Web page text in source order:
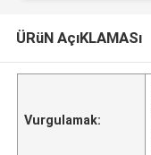
ÜRüN AçıKLAMASı
Vurgulamak: